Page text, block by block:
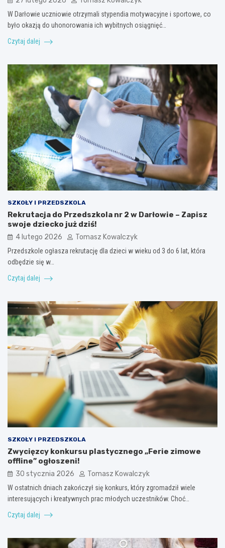
W Darłowie uczniowie otrzymali stypendia motywacyjne i sportowe, co
było okazją do uhonorowania ich wybitnych osiągnięć…
Czytaj dalej
SZKOŁY I PRZEDSZKOLA
Rekrutacja do Przedszkola nr 2 w Darłowie – Zapisz
swoje dziecko już dziś!
4 lutego 2026 Tomasz Kowalczyk
Przedszkole ogłasza rekrutację dla dzieci w wieku od 3 do 6 lat, która
odbędzie się w…
Czytaj dalej
SZKOŁY I PRZEDSZKOLA
Zwycięzcy konkursu plastycznego „Ferie zimowe
offline” ogłoszeni!
30 stycznia 2026 Tomasz Kowalczyk
W ostatnich dniach zakończył się konkurs, który zgromadził wiele
interesujących i kreatywnych prac młodych uczestników. Choć…
Czytaj dalej